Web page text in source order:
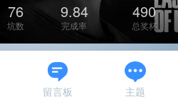
76
坑数
9.84
完成率
490
总奖杯
留言板 主题